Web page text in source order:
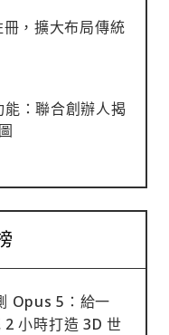
，擴大布局傳統
：聯合創辦人揭
Opus 5：給一
小時打造 3D 世